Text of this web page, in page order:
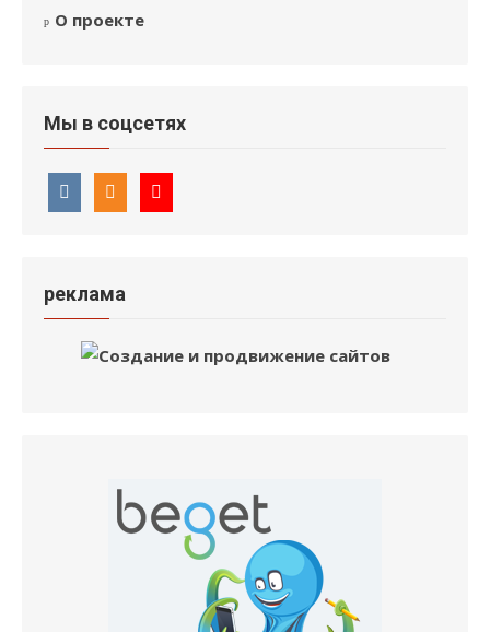
О проекте
Мы в соцсетях
реклама